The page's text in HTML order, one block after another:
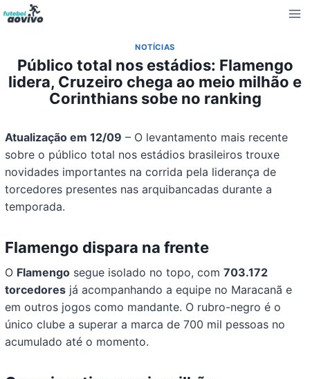
Pular
para
Conteúdo
NOTÍCIAS
Público total nos estádios: Flamengo
lidera, Cruzeiro chega ao meio milhão e
Corinthians sobe no ranking
Atualização em 12/09 – O levantamento mais recente
sobre o público total nos estádios brasileiros trouxe
novidades importantes na corrida pela liderança de
torcedores presentes nas arquibancadas durante a
temporada.
Flamengo dispara na frente
O Flamengo segue isolado no topo, com703.172
torcedores já acompanhando a equipe no Maracanã e
em outros jogos como mandante. O rubro-negro é o
único clube a superar a marca de 700 mil pessoas no
acumulado até o momento.